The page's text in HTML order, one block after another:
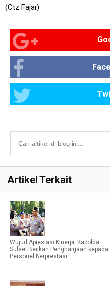
(Ctz Fajar)
Artikel Terkait
Wujud Apresiasi Kinerja, Kapolda
Sulsel Berikan Penghargaan kepada
Personel Berprestasi